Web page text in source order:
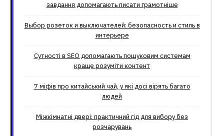
завдання допомагають писати грамотніше
Выбор розеток и выключателей: безопасность и стиль в
интерьере
Сутності в SEO допомагають пошуковим системам
краще розуміти контент
7 міфів про китайський чай, у які досі вірять багато
людей
Міжкімнатні двері: практичний гід для вибору без
розчарувань